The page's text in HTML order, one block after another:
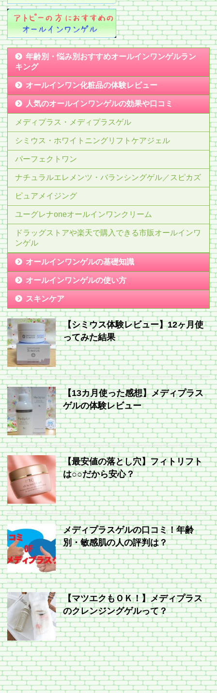
年齢別・悩み別おすすめオールインワンゲルラン
キング
オールインワン化粧品の体験レビュー
人気のオールインワンゲルの効果や口コミ
メディプラス・メディプラスゲル
シミウス・ホワイトニングリフトケアジェル
パーフェクトワン
ナチュラルエレメンツ・バランシングゲル／スピカズ
ピュアメイジング
ユーグレナoneオールインワンクリーム
ドラッグストアや楽天で購入できる市販オールインワ
ンゲル
オールインワンゲルの基礎知識
オールインワンゲルの使い方
スキンケア
【シミウス体験レビュー】12ヶ月使
ってみた結果
【13カ月使った感想】メディプラス
ゲルの体験レビュー
【最安値の落とし穴】フィトリフト
は○○だから安心？
メディプラスゲルの口コミ！年齢
別・敏感肌の人の評判は？
【マツエクもＯＫ！】メディプラス
のクレンジングゲルって？